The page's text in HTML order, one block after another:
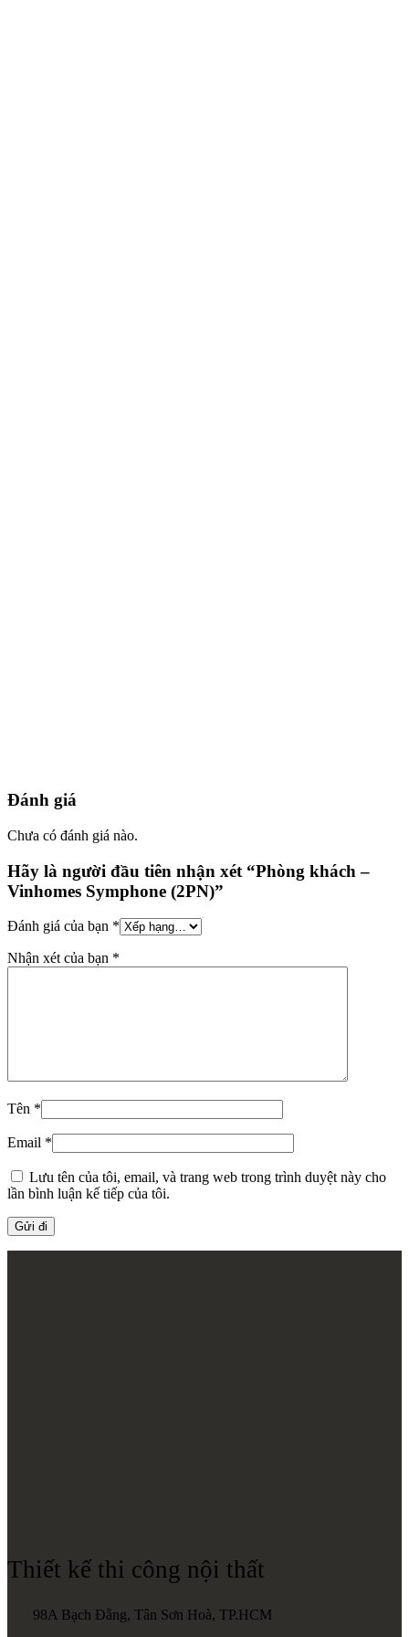
Đánh giá
Chưa có đánh giá nào.
Hãy là người đầu tiên nhận xét “Phòng khách –
Vinhomes Symphone (2PN)”
Đánh giá của bạn *
Nhận xét của bạn *
Tên *
Email *
Lưu tên của tôi, email, và trang web trong trình duyệt này cho
lần bình luận kế tiếp của tôi.
Thiết kế thi công nội thất
98A Bạch Đằng, Tân Sơn Hoà, TP.HCM